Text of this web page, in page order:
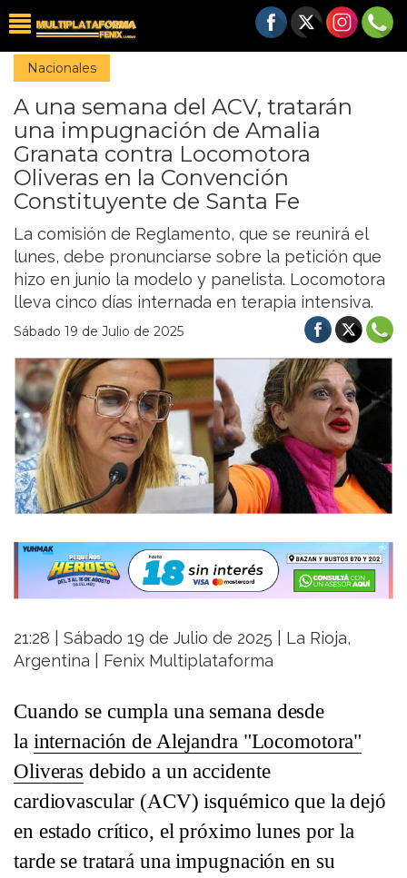
Nacionales
A una semana del ACV, tratarán
una impugnación de Amalia
Granata contra Locomotora
Oliveras en la Convención
Constituyente de Santa Fe
La comisión de Reglamento, que se reunirá el
lunes, debe pronunciarse sobre la petición que
hizo en junio la modelo y panelista. Locomotora
lleva cinco días internada en terapia intensiva.
Sábado 19 de Julio de 2025
21:28 | Sábado 19 de Julio de 2025 | La Rioja,
Argentina | Fenix Multiplataforma
Cuando se cumpla una semana desde
la internación de Alejandra "Locomotora"
Oliveras debido a un accidente
cardiovascular (ACV) isquémico que la dejó
en estado crítico, el próximo lunes por la
tarde se tratará una impugnación en su